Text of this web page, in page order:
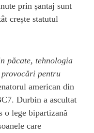
prin șantaj sunt
crește statutul
păcate, tehnologia
pentru
american din
Durbin a ascultat
o lege bipartizană
care